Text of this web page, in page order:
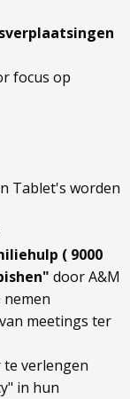
focus op
Tablet's worden
( 9000
door A&M
nemen
meetings ter
te verlengen
in hun